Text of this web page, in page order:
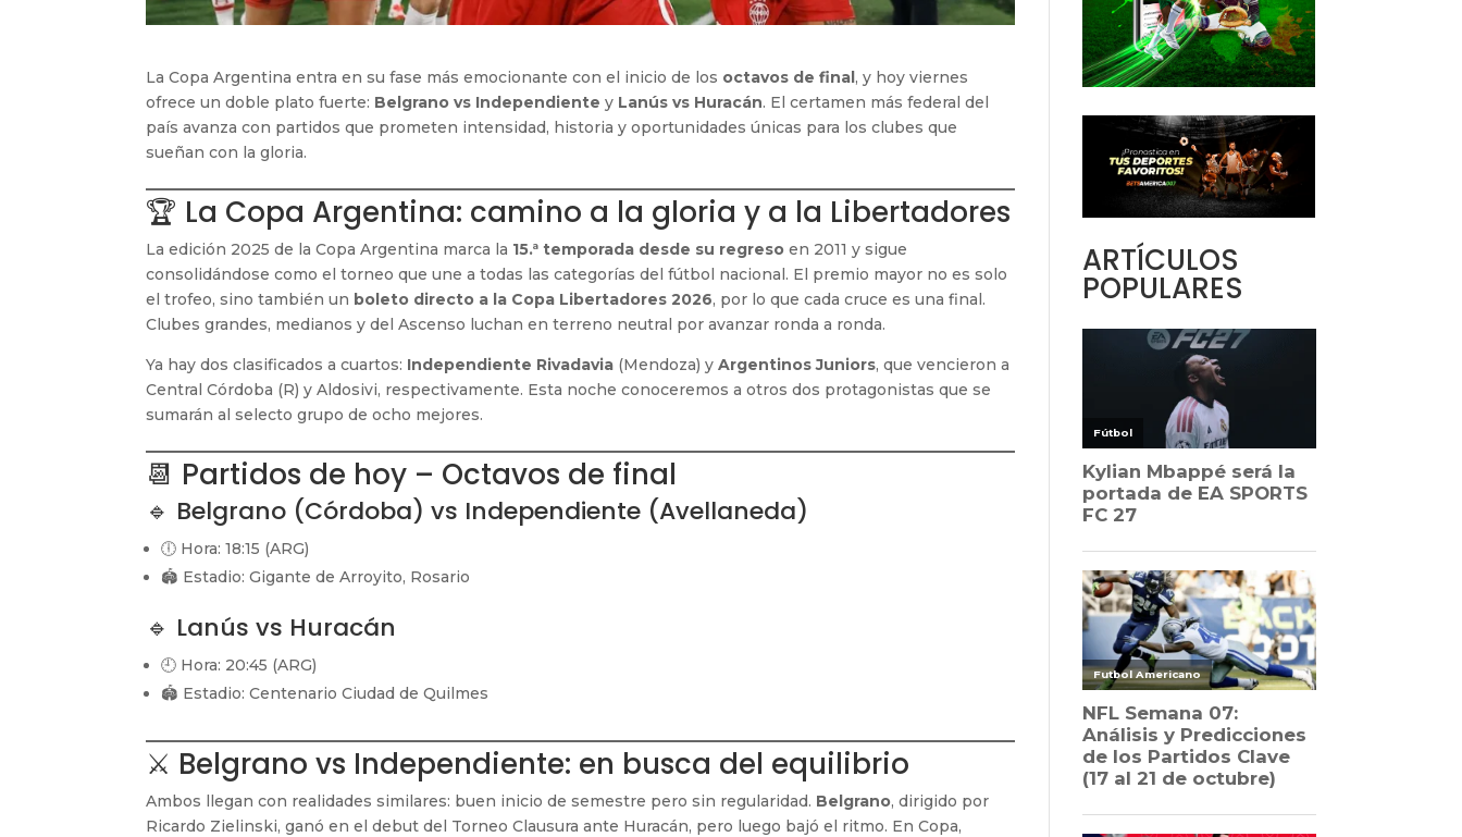
La Copa Argentina entra en su fase más emocionante con el inicio de los octavos de final, y hoy viernes
ofrece un doble plato fuerte: Belgrano vs Independiente y Lanús vs Huracán. El certamen más federal del
país avanza con partidos que prometen intensidad, historia y oportunidades únicas para los clubes que
sueñan con la gloria.
🏆 La Copa Argentina: camino a la gloria y a la Libertadores
La edición 2025 de la Copa Argentina marca la 15.ª temporada desde su regreso en 2011 y sigue
consolidándose como el torneo que une a todas las categorías del fútbol nacional. El premio mayor no es solo
el trofeo, sino también un boleto directo a la Copa Libertadores 2026, por lo que cada cruce es una final.
Clubes grandes, medianos y del Ascenso luchan en terreno neutral por avanzar ronda a ronda.
Ya hay dos clasificados a cuartos: Independiente Rivadavia (Mendoza) yArgentinos Juniors, que vencieron a
Central Córdoba (R) y Aldosivi, respectivamente. Esta noche conoceremos a otros dos protagonistas que se
sumarán al selecto grupo de ocho mejores.
📆 Partidos de hoy – Octavos de final
🔹 Belgrano (Córdoba) vs Independiente (Avellaneda)
🕕 Hora: 18:15 (ARG)
🏟️ Estadio: Gigante de Arroyito, Rosario
🔹 Lanús vs Huracán
🕘 Hora: 20:45 (ARG)
🏟️ Estadio: Centenario Ciudad de Quilmes
⚔️ Belgrano vs Independiente: en busca del equilibrio
Ambos llegan con realidades similares: buen inicio de semestre pero sin regularidad. Belgrano, dirigido por
Ricardo Zielinski, ganó en el debut del Torneo Clausura ante Huracán, pero luego bajó el ritmo. En Copa,
ARTÍCULOS
POPULARES